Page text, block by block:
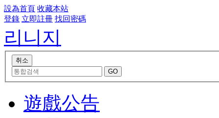
設為首頁 收藏本站
登錄 立即註冊 找回密碼
리니지
遊戲公告